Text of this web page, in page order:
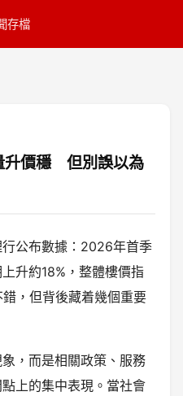
存檔
升價穩 但別誤以為
公布數據：2026年首季
升約18%，整體樓價指
，但背後藏着幾個重要
，而是相關政策、服務
上的集中表現。當社會